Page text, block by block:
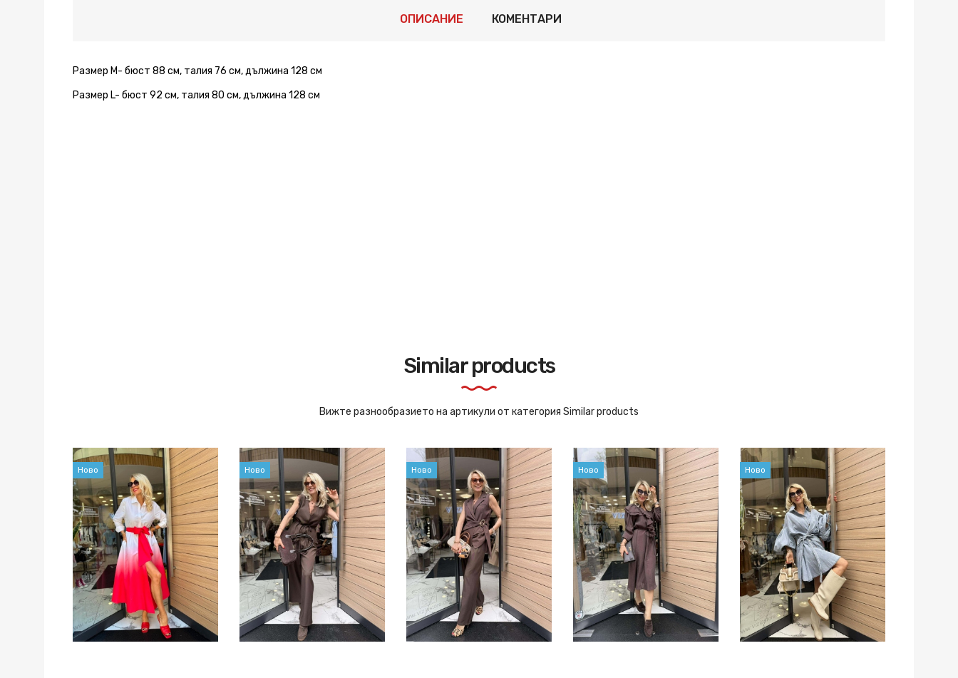
ОПИСАНИЕ КОМЕНТАРИ
Размер M- бюст 88 см, талия 76 см, дължина 128 см
Размер L- бюст 92 см, талия 80 см, дължина 128 см
Similar products
Вижте разнообразието на артикули от категория Similar products
Ново Ново Ново Ново Ново